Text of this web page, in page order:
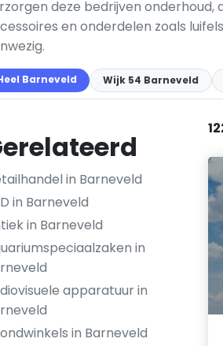
deze bedrijven
en onderdelen zoals
Barneveld Wijk 54 Barneveld
in Barneveld
in Barneveld
in Barneveld
in
apparatuur in
in Barneveld